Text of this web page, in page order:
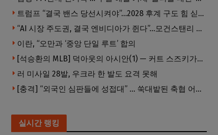
트럼프 “결국 밴스 당선시켜야”…2028 후계 구도 힘 싣나
“AI 시장 주도권, 결국 엔비디아가 쥔다”…모건스탠리 장담
이란, “오만과 ‘중앙 단일 루트’ 합의
[석승환의 MLB] 덕아웃의 아시안(1) — 커트 스즈키가 우리에게 묻는 것
러 미사일 28발, 우크라 한 발도 요격 못해
[충격] “외국인 심판들에 성접대” … 쑥대밭된 축협 어디까지 추락하나
실시간 랭킹